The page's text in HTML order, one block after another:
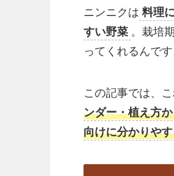
ニンニクは 料理
すい野菜 。栽培
ってくれるんです
この記事では、
ンダー・植え方
向けに分かりや